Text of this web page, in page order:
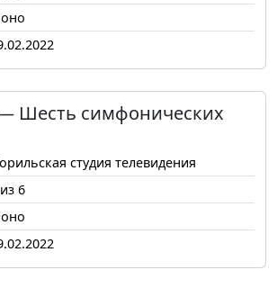
Шесть симфонических
студия телевидения
6